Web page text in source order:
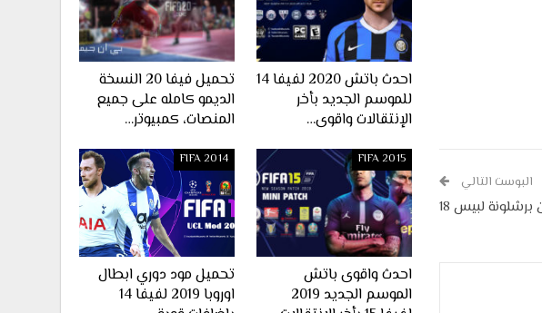
البوست التالي
احدث باتش 2020 لفيفا 14
للموسم الجديد بأخر
الإنتقالات واقوى…
تحميل فيفا 20 النسخة
الديمو كامله على جميع
المنصات، كمبيوتر…
FIFA 2015
احدث واقوى باتش
الموسم الجديد 2019
FIFA 2014
تحميل مود دوري ابطال
اوروبا 2019 لفيفا 14